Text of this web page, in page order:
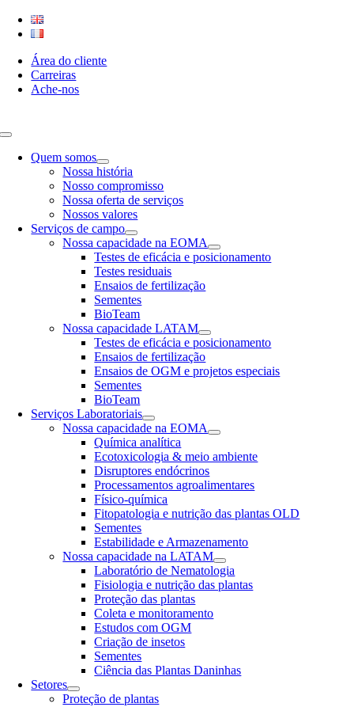
Skip
Área do cliente
Carreiras
Ache-nos
Toggle
NavigationQuem somos
Nossa história
Nosso compromisso
Nossa oferta de serviços
Nossos valores
Serviços de campo
Nossa capacidade na EOMA
Testes de eficácia e posicionamento
Testes residuais
Ensaios de fertilização
Sementes
BioTeam
Nossa capacidade LATAM
Testes de eficácia e posicionamento
Ensaios de fertilização
Ensaios de OGM e projetos especiais
Sementes
BioTeam
Serviços Laboratoriais
Nossa capacidade na EOMA
Química analítica
Ecotoxicologia & meio ambiente
Disruptores endócrinos
Processamentos agroalimentares
Físico-química
Fitopatologia e nutrição das plantas OLD
Sementes
Estabilidade e Armazenamento
Nossa capacidade na LATAM
Laboratório de Nematologia
Fisiologia e nutrição das plantas
Proteção das plantas
Coleta e monitoramento
Estudos com OGM
Criação de insetos
Sementes
Ciência das Plantas Daninhas
Setores
Proteção de plantas